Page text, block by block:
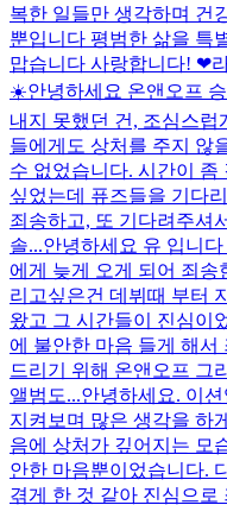
복한 일들만 생각하며 건
뿐입니다 평범한 삶을 특
맙습니다 사랑합니다! ❤
☀️안녕하세요 온앤오프
내지 못했던 건, 조심스럽
들에게도 상처를 주지 않
수 없었습니다. 시간이 좀
싶었는데 퓨즈들을 기다
죄송하고, 또 기다려주셔
솔...안녕하세요 유 입니
에게 늦게 오게 되어 죄송
리고싶은건 데뷔때 부터
왔고 그 시간들이 진심이
에 불안한 마음 들게 해서
드리기 위해 온앤오프 그
앨범도...안녕하세요. 이
지켜보며 많은 생각을 하
음에 상처가 깊어지는 모
안한 마음뿐이었습니다.
겪게 한 것 같아 진심으로